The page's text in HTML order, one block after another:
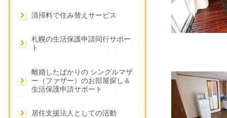
清掃料で住み替えサービス
札幌の生活保護申請同行サポー
ト
離婚したばかりの シングルマザ
ー（ファザー）のお部屋探し＆
生活保護申請サポート
居住支援法人としての活動